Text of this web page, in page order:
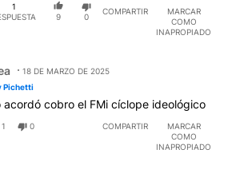
1
9 0
COMPARTIR
MARCAR
COMO
INAPROPIADO
18 DE MARZO DE 2025
Pichetti
acordó cobro el FMi cíclope ideológico
1 0 COMPARTIR
MARCAR
COMO
INAPROPIADO